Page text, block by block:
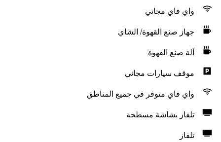
واي فاي مجاني
جهاز صنع القهوة/ الشاي
آلة صنع القهوة
موقف سيارات مجاني
واي فاي متوفر في جميع المناطق
تلفاز بشاشة مسطحة
تلفاز